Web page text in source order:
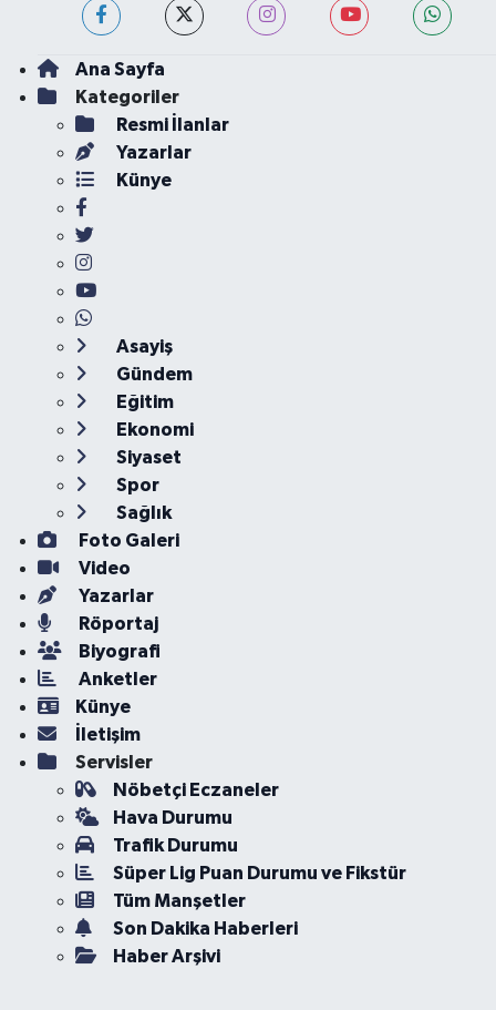
Ana Sayfa
Kategoriler
Resmi İlanlar
Yazarlar
Künye
Asayiş
Gündem
Eğitim
Ekonomi
Siyaset
Spor
Sağlık
Foto Galeri
Video
Yazarlar
Röportaj
Biyografi
Anketler
Künye
İletişim
Servisler
Nöbetçi Eczaneler
Hava Durumu
Trafik Durumu
Süper Lig Puan Durumu ve Fikstür
Tüm Manşetler
Son Dakika Haberleri
Haber Arşivi